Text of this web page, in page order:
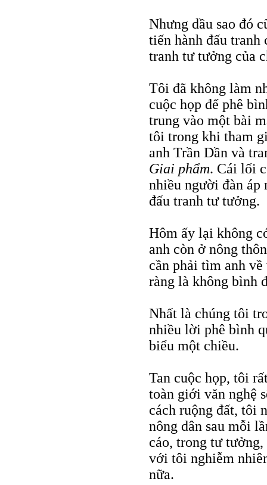
Nhưng dầu sao đó
tiến hành đấu tranh
tranh tư tưởng của
Tôi đã không làm
cuộc họp để phê
trung vào một bài
tôi trong khi tham
anh Trần Dần và
Giai phẩm. Cái lối
nhiều người đàn
đấu tranh tư tưởng.
Hôm ấy lại không
anh còn ở nông
cần phải tìm anh
ràng là không bình
Nhất là chúng tôi
nhiều lời phê bình
biểu một chiều.
Tan cuộc họp, tôi
toàn giới văn nghệ
cách ruộng đất, tôi
nông dân sau mỗi
cáo, trong tư
với tôi nghiễm
nữa.